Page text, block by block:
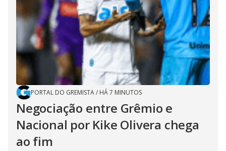
PORTAL DO GREMISTA/ HÁ 7 MINUTOS
Negociação entre Grêmio e
Nacional por Kike Olivera chega
ao fim